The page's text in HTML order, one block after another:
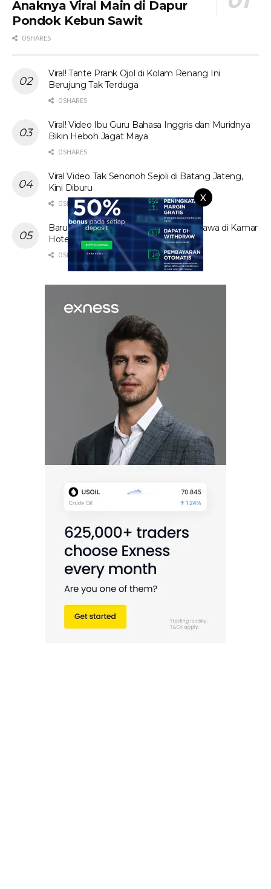
X
Anaknya Viral Main di Dapur
Pondok Kebun Sawit
0 SHARES
Viral! Tante Prank Ojol di Kolam Renang Ini
Berujung Tak Terduga
0 SHARES
Viral! Video Ibu Guru Bahasa Inggris dan Muridnya
Bikin Heboh Jagat Maya
0 SHARES
Viral Video Tak Senonoh Sejoli di Batang Jateng,
Kini Diburu
0 SHARES
Baru! Video Cewek Jilbab Cantik Asal Jawa di Kamar
Hotel Hebohkan Media Sosial
0 SHARES